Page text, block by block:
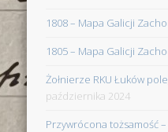
1808 – Mapa Galicji
1805 – Mapa Galicji
Żołnierze RKU Łuków
października 2024
Przywrócona tożsamość